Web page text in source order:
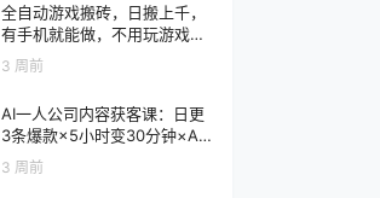
全自动游戏搬砖，日搬上千，
有手机就能做，不用玩游戏，
每天仅需10分钟
3 周前
AI一人公司内容获客课：日更
3条爆款×5小时变30分钟×AI
员工自动打工，轻松实现多平
台获客
3 周前